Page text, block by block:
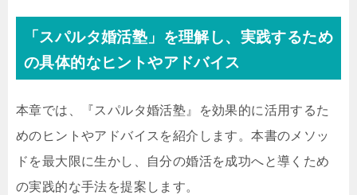
「スパルタ婚活塾」を理解し、実践するため
の具体的なヒントやアドバイス
本章では、『スパルタ婚活塾』を効果的に活用するた
めのヒントやアドバイスを紹介します。本書のメソッ
ドを最大限に生かし、自分の婚活を成功へと導くため
の実践的な手法を提案します。